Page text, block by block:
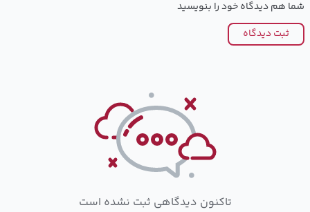
شما هم دیدگاه خود را بنویسید
ثبت دیدگاه
تاکنون دیدگاهی ثبت نشده است